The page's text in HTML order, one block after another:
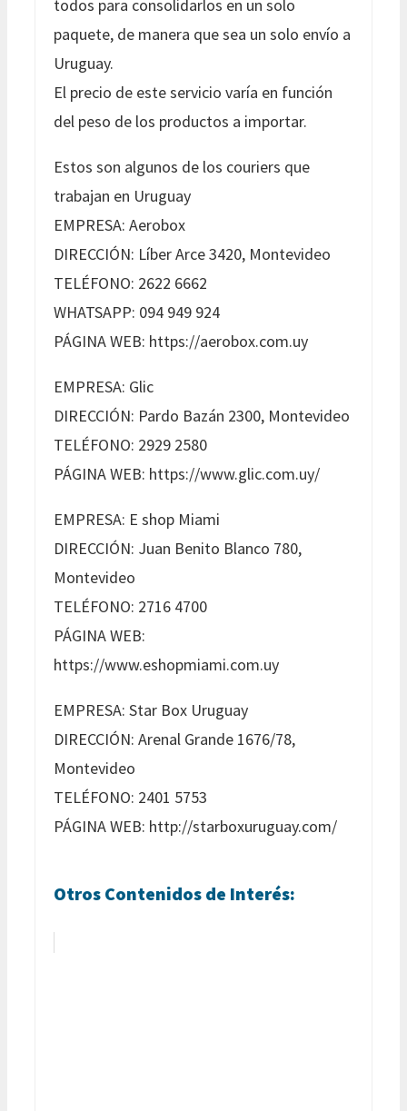
todos para consolidarlos en un solo
paquete, de manera que sea un solo envío a
Uruguay.
El precio de este servicio varía en función
del peso de los productos a importar.
Estos son algunos de los couriers que
trabajan en Uruguay
EMPRESA: Aerobox
DIRECCIÓN: Líber Arce 3420, Montevideo
TELÉFONO: 2622 6662
WHATSAPP: 094 949 924
PÁGINA WEB: https://aerobox.com.uy
EMPRESA: Glic
DIRECCIÓN: Pardo Bazán 2300, Montevideo
TELÉFONO: 2929 2580
PÁGINA WEB: https://www.glic.com.uy/
EMPRESA: E shop Miami
DIRECCIÓN: Juan Benito Blanco 780,
Montevideo
TELÉFONO: 2716 4700
PÁGINA WEB:
https://www.eshopmiami.com.uy
EMPRESA: Star Box Uruguay
DIRECCIÓN: Arenal Grande 1676/78,
Montevideo
TELÉFONO: 2401 5753
PÁGINA WEB: http://starboxuruguay.com/
Otros Contenidos de Interés: